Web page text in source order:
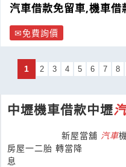
汽車借款免留車,機車借
免費詢價
1 2 3 4 5 6 7 8
中壢機車借款中壢
桃園汽車借款平鎮
新屋當舖 汽車
房屋一二胎 轉當降
息